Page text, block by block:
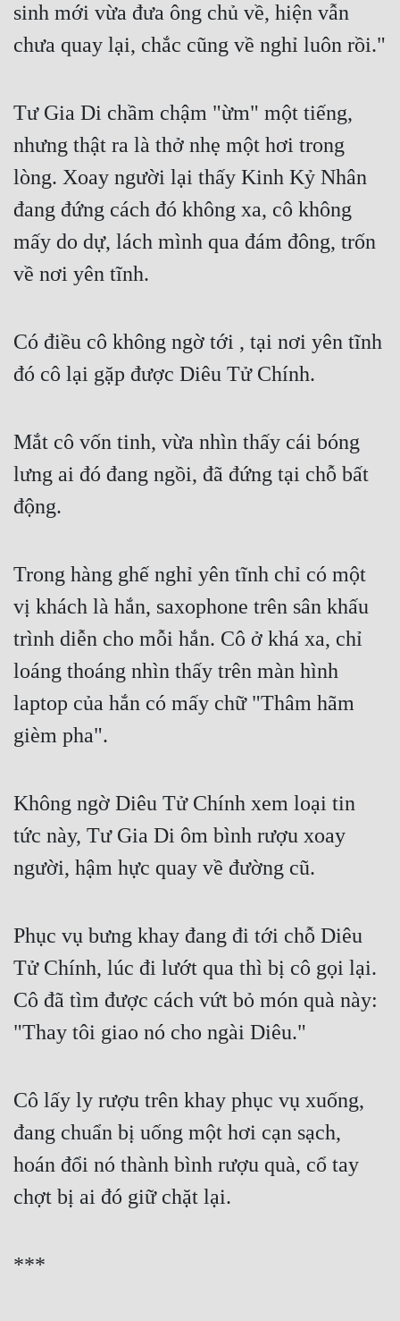
sinh mới vừa đưa ông chủ về, hiện vẫn
chưa quay lại, chắc cũng về nghỉ luôn rồi."
Tư Gia Di chầm chậm "ừm" một tiếng,
nhưng thật ra là thở nhẹ một hơi trong
lòng. Xoay người lại thấy Kinh Kỷ Nhân
đang đứng cách đó không xa, cô không
mấy do dự, lách mình qua đám đông, trốn
về nơi yên tĩnh.
Có điều cô không ngờ tới , tại nơi yên tĩnh
đó cô lại gặp được Diêu Tử Chính.
Mắt cô vốn tinh, vừa nhìn thấy cái bóng
lưng ai đó đang ngồi, đã đứng tại chỗ bất
động.
Trong hàng ghế nghỉ yên tĩnh chỉ có một
vị khách là hắn, saxophone trên sân khấu
trình diễn cho mỗi hắn. Cô ở khá xa, chỉ
loáng thoáng nhìn thấy trên màn hình
laptop của hắn có mấy chữ "Thâm hãm
gièm pha".
Không ngờ Diêu Tử Chính xem loại tin
tức này, Tư Gia Di ôm bình rượu xoay
người, hậm hực quay về đường cũ.
Phục vụ bưng khay đang đi tới chỗ Diêu
Tử Chính, lúc đi lướt qua thì bị cô gọi lại.
Cô đã tìm được cách vứt bỏ món quà này:
"Thay tôi giao nó cho ngài Diêu."
Cô lấy ly rượu trên khay phục vụ xuống,
đang chuẩn bị uống một hơi cạn sạch,
hoán đổi nó thành bình rượu quà, cổ tay
chợt bị ai đó giữ chặt lại.
***